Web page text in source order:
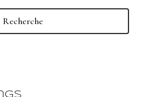
Recherche